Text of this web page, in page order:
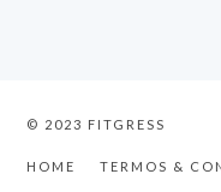
© 2023 FITGRESS
HOME TERMOS &